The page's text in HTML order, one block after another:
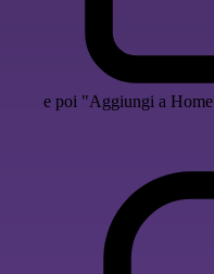
e poi "Aggiungi a